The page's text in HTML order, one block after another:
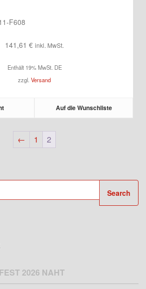
F608
141,61 € inkl. MwSt.
Enthält 19% MwSt. DE
zzgl. Versand
Auf die Wunschliste
← 1 2
Search
2026 NAHT